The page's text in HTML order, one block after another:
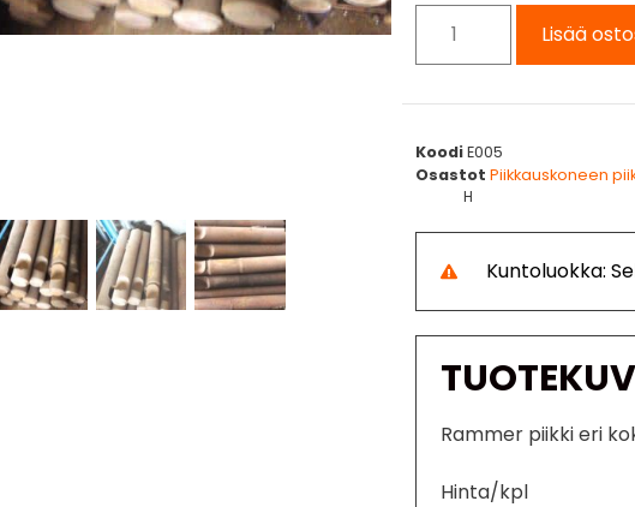
Lisää
KoodiE005
Osastot Piikkauskoneen
H
Kuntoluokka:
Rammer piikki eri
Hinta/kpl